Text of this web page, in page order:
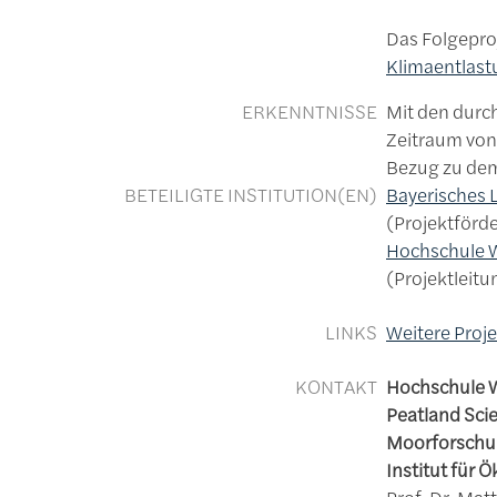
Das
ERKENNTNISSE Mit den
Zeitraum
Bezug zu
BETEILIGTE INSTITUTION(EN) Bayerisches
Hochschule
LINKS Weitere
KONTAKT Hochschule
Peatland
Institut für